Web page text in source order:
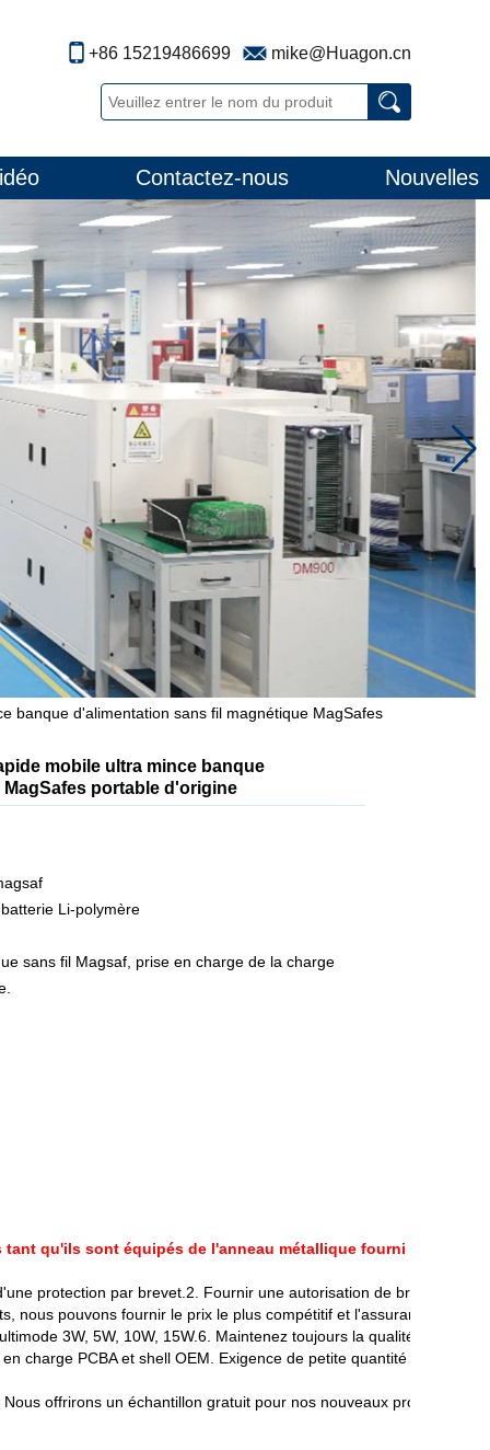
+86 15219486699 mike@Huagon.cn
Contactez-nous Nouvelles
banque d'alimentation sans fil magnétique MagSafes
mobile ultra mince banque
portable d'origine
Li-polymère
sans fil Magsaf, prise en charge de la charge
qu'ils sont équipés de l'anneau métallique fourni avec le
protection par brevet.2. Fournir une autorisation de brevet aux
nous pouvons fournir le prix le plus compétitif et l'assurance
3W, 5W, 10W, 15W.6. Maintenez toujours la qualité d'abord,
charge PCBA et shell OEM. Exigence de petite quantité
offrirons un échantillon gratuit pour nos nouveaux produits